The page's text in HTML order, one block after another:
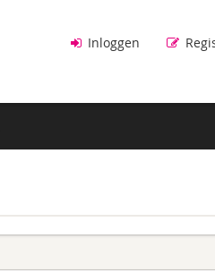
Inloggen